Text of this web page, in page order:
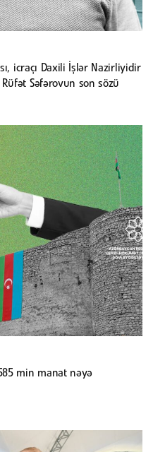
icraçı Daxili İşlər Nazirliyidir
Səfərovun son sözü
min manat nəyə